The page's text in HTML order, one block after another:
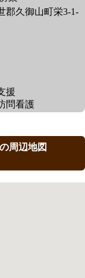
郡久御山町栄3-1-
援
問看護
周辺地図